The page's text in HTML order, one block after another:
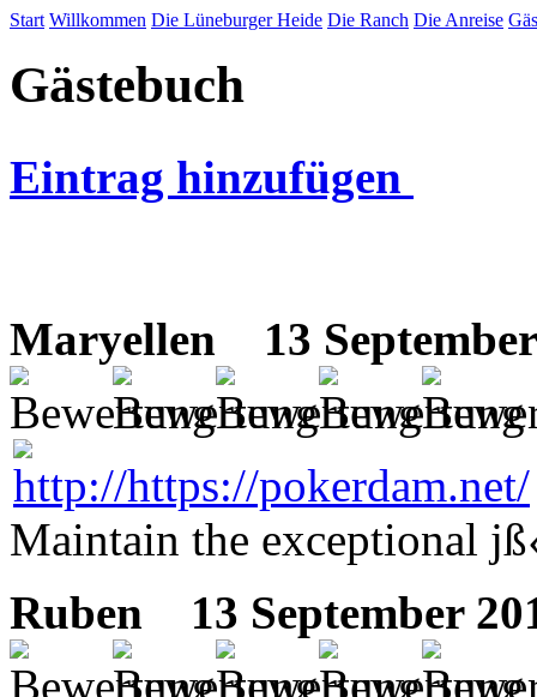
Start Willkommen Die Lüneburger Heide Die Ranch Die Anreise
Gästebuch
Eintrag hinzufügen
Maryellen 13
Maintain the exceptional
Ruben
13 September